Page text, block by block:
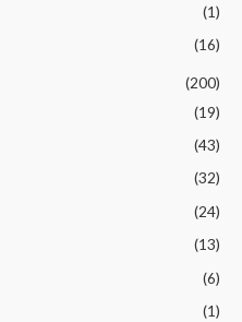
(1)
(16)
(200)
(19)
(43)
(32)
(24)
(13)
(6)
(1)